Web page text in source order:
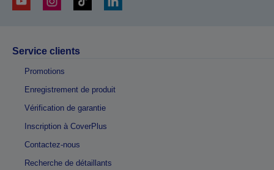
Service clients
Promotions
Enregistrement de produit
Vérification de garantie
Inscription à CoverPlus
Contactez-nous
Recherche de détaillants